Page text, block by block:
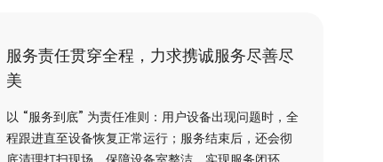
服务责任贯穿全程，力求携诚服务尽善尽
美
以 “服务到底” 为责任准则：用户设备出现问题时，全
程跟进直至设备恢复正常运行；服务结束后，还会彻